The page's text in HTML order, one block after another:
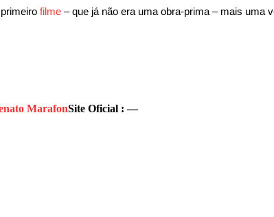
filme – que já não era uma obra-prima – mais uma
MarafonSite Oficial : —